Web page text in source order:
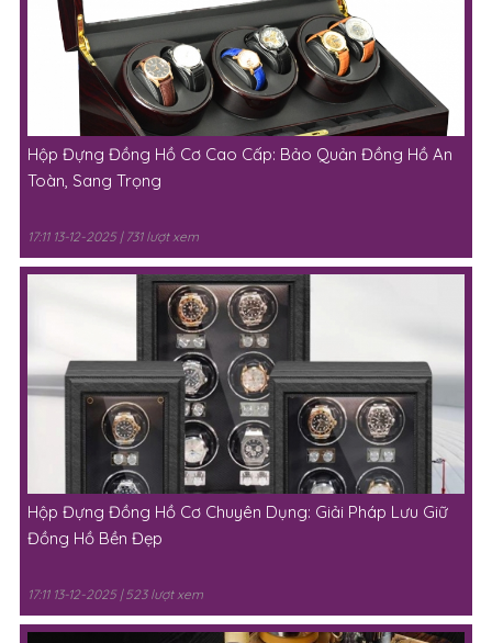
Hộp Đựng Đồng Hồ Cơ Cao Cấp: Bảo Quản Đồng Hồ An
Toàn, Sang Trọng
17:11 13-12-2025 | 731 lượt xem
Hộp Đựng Đồng Hồ Cơ Chuyên Dụng: Giải Pháp Lưu Giữ
Đồng Hồ Bền Đẹp
17:11 13-12-2025 | 523 lượt xem